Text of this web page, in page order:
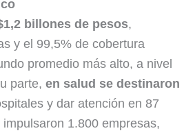
billones de pesos,
y el 99,5% de cobertura
promedio más alto, a nivel
parte,en salud se destinaron
y dar atención en 87
1.800 empresas,